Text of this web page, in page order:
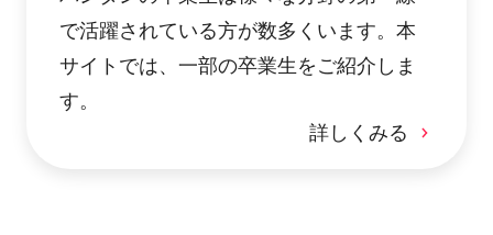
で活躍されている方が数多くいます。本
サイトでは、一部の卒業生をご紹介しま
す。
詳しくみる